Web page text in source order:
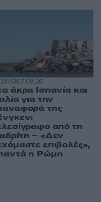
18:5307.08.26
άκρα Ισπανία και
για την
της
από τη
– «Δεν
επιβολές»,
η Ρώμη